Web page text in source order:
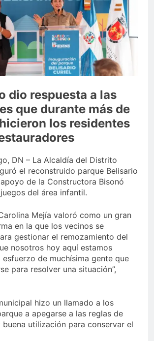
Sector de bancas deportivas
plantea posición sobre
proyecto de Ley General de
Juegos de Azar
3 Días Ago
dio respuesta a las
que durante más de
los residentes
DN – La Alcaldía del Distrito
el reconstruido parque Belisario
de la Constructora Bisonó
del área infantil.
Mejía valoró como un gran
en la que los vecinos se
gestionar el remozamiento del
nosotros hoy aquí estamos
de muchísima gente que
para resolver una situación”,
hizo un llamado a los
a apegarse a las reglas de
utilización para conservar el